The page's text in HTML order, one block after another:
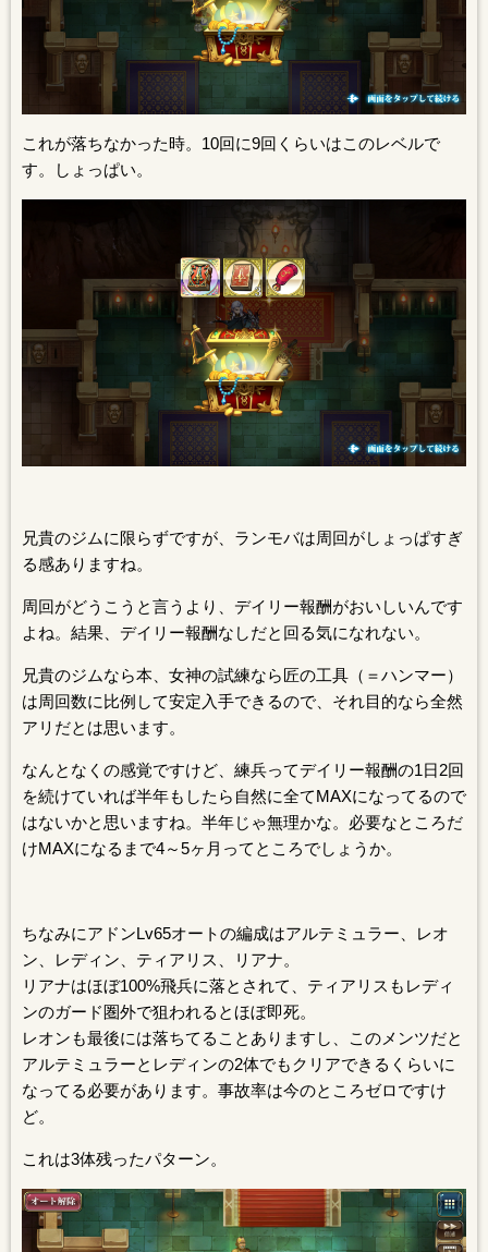
これが落ちなかった時。10回に9回くらいはこのレベルで
す。しょっぱい。
兄貴のジムに限らずですが、ランモバは周回がしょっぱすぎ
る感ありますね。
周回がどうこうと言うより、デイリー報酬がおいしいんです
よね。結果、デイリー報酬なしだと回る気になれない。
兄貴のジムなら本、女神の試練なら匠の工具（＝ハンマー）
は周回数に比例して安定入手できるので、それ目的なら全然
アリだとは思います。
なんとなくの感覚ですけど、練兵ってデイリー報酬の1日2回
を続けていれば半年もしたら自然に全てMAXになってるので
はないかと思いますね。半年じゃ無理かな。必要なところだ
けMAXになるまで4～5ヶ月ってところでしょうか。
ちなみにアドンLv65オートの編成はアルテミュラー、レオ
ン、レディン、ティアリス、リアナ。
リアナはほぼ100%飛兵に落とされて、ティアリスもレディ
ンのガード圏外で狙われるとほぼ即死。
レオンも最後には落ちてることありますし、このメンツだと
アルテミュラーとレディンの2体でもクリアできるくらいに
なってる必要があります。事故率は今のところゼロですけ
ど。
これは3体残ったパターン。